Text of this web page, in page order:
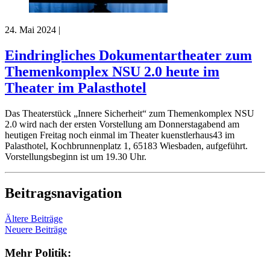
24. Mai 2024 |
Eindringliches Dokumentartheater zum
Themenkomplex NSU 2.0 heute im
Theater im Palasthotel
Das Theaterstück „Innere Sicherheit“ zum Themenkomplex NSU
2.0 wird nach der ersten Vorstellung am Donnerstagabend am
heutigen Freitag noch einmal im Theater kuenstlerhaus43 im
Palasthotel, Kochbrunnenplatz 1, 65183 Wiesbaden, aufgeführt.
Vorstellungsbeginn ist um 19.30 Uhr.
Beitragsnavigation
Ältere Beiträge
Neuere Beiträge
Mehr Politik: